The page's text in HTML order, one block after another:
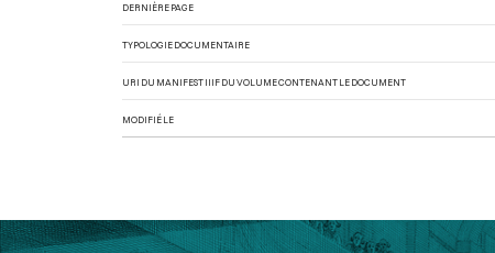
DERNIÈRE PAGE
TYPOLOGIE DOCUMENTAIRE
URI DU MANIFEST IIIF DU VOLUME CONTENANT LE DOCUMENT
MODIFIÉ LE